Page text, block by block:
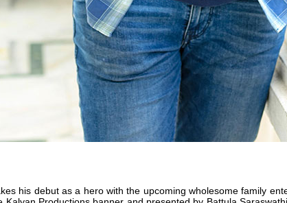
his debut as a hero with the upcoming wholesome family